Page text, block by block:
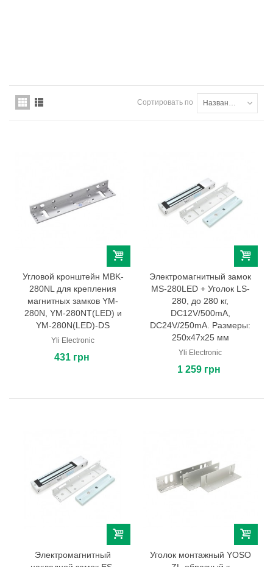
Сортировать по Названию товара: от А до Я
Угловой кронштейн MBK-
280NL для крепления
магнитных замков YM-
280N, YM-280NT(LED) и
YM-280N(LED)-DS
Yli Electronic
431 грн
Электромагнитный замок
MS-280LED + Уголок LS-
280, до 280 кг,
DC12V/500mA,
DC24V/250mA. Размеры:
250х47х25 мм
Yli Electronic
1 259 грн
Электромагнитный
Уголок монтажный YOSO